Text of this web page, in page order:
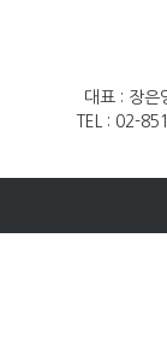
대표 : 장은
TEL : 02-